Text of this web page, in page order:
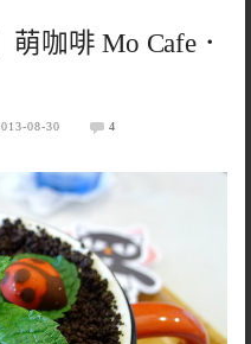
萌咖啡 Mo Cafe．
08-30 4